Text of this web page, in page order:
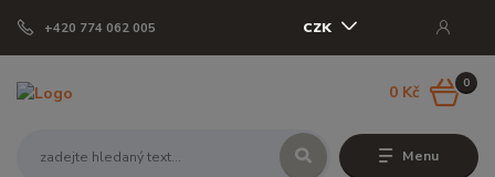
Menu
+420 774 062 005 CZK
0
0 Kč